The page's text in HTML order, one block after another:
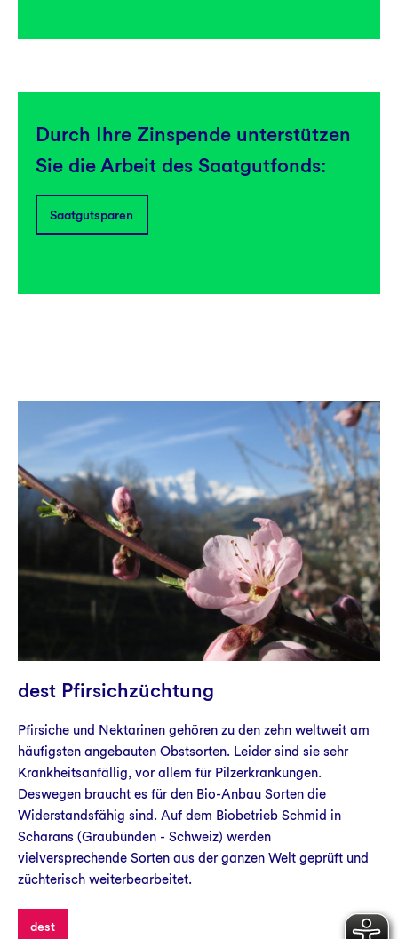
Durch Ihre Zinspende unterstützen
Sie die Arbeit des Saatgutfonds:
Saatgutsparen
dest Pfirsichzüchtung
Pfirsiche und Nektarinen gehören zu den zehn weltweit am
häufigsten angebauten Obstsorten. Leider sind sie sehr
Krankheitsanfällig, vor allem für Pilzerkrankungen.
Deswegen braucht es für den Bio-Anbau Sorten die
Widerstandsfähig sind. Auf dem Biobetrieb Schmid in
Scharans (Graubünden - Schweiz) werden
vielversprechende Sorten aus der ganzen Welt geprüft und
züchterisch weiterbearbeitet.
dest